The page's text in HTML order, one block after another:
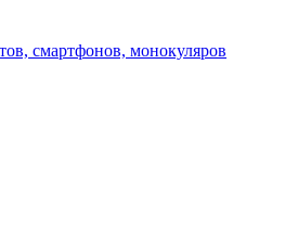
смартфонов, монокуляров